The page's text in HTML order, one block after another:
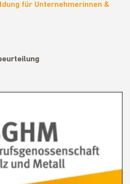
für Unternehmerinnen &